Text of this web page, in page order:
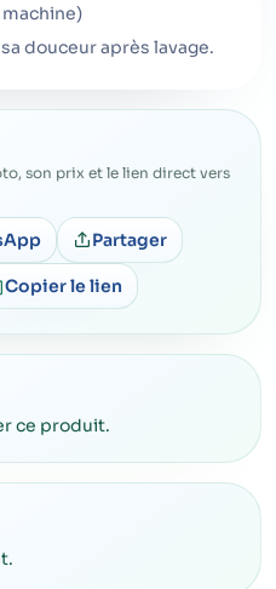
douceur après lavage.
son prix et le lien direct vers
Partager
Copier le lien
ce produit.